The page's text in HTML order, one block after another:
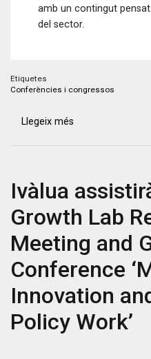
amb un contingut
del sector.
Etiquetes
Conferències i congressos
Llegeix més
Govern
Digital
Ivàlua
Growth Lab
Meeting and
Conference
Innovation
Policy Work’